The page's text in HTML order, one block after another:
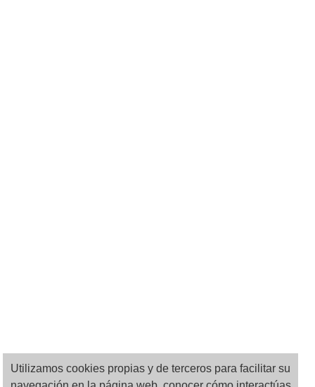
Utilizamos cookies propias y de terceros para facilitar su